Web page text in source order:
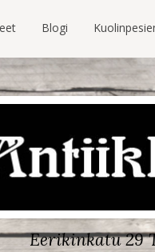
Blogi
Eerikinkatu 29